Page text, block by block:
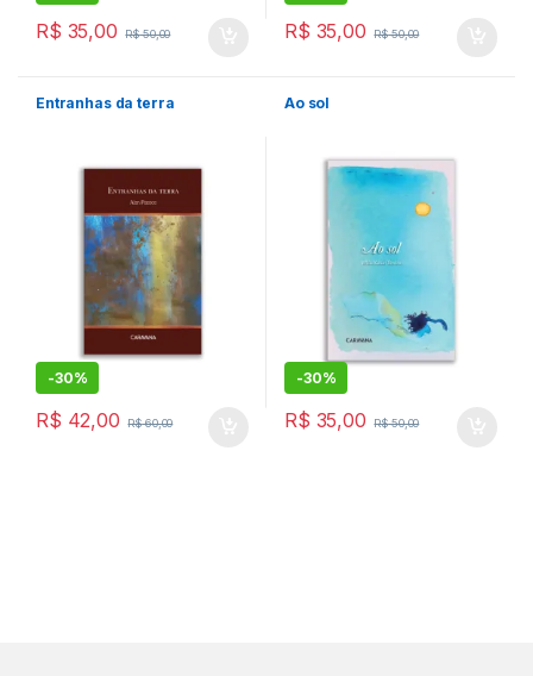
R$ 35,00 R$50,00 R$ 35,00 R$50,00
Entranhas da terra
-30%
R$ 42,00 R$60,00
Ao sol
-30%
R$ 35,00 R$50,00